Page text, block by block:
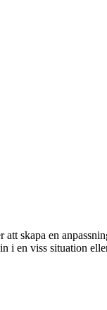
skapa en
i en viss situation